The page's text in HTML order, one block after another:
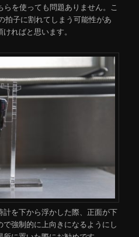
を使っても問題ありません。こ
拍子に割れてしまう可能性があ
ればと思います。
を下から浮かした際、正面が下
強制的に上向きになるようにし